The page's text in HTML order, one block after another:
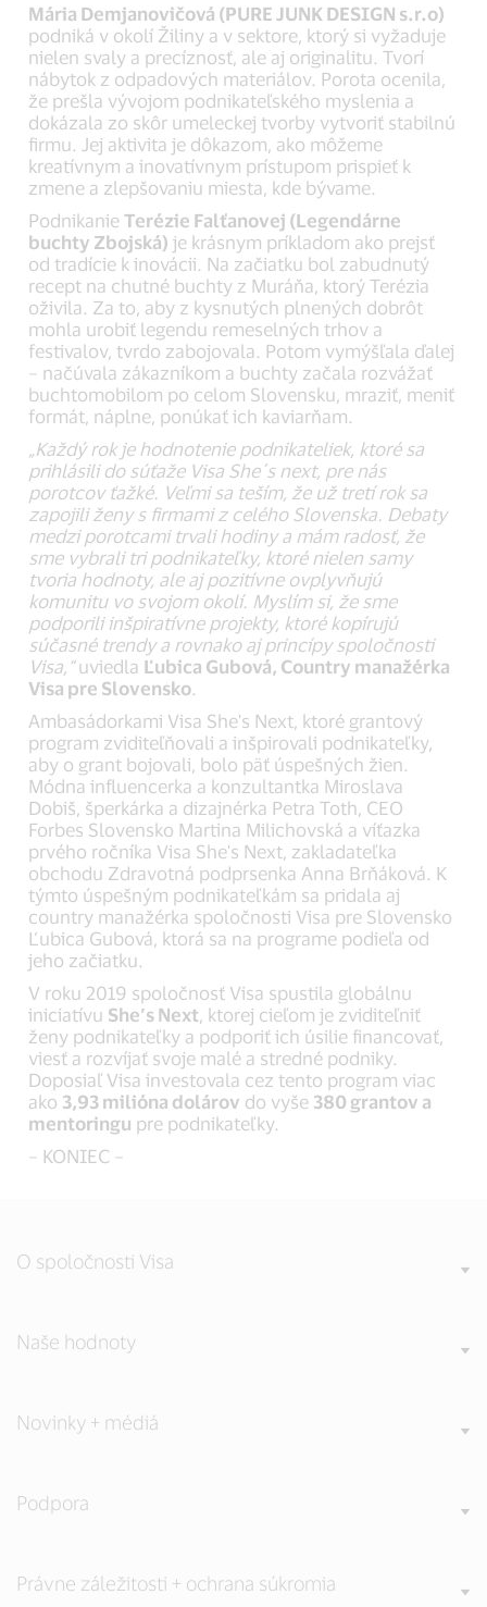
Mária Demjanovičová (PURE JUNK DESIGN s.r.o)
podniká v okolí Žiliny a v sektore, ktorý si vyžaduje
nielen svaly a precíznosť, ale aj originalitu. Tvorí
nábytok z odpadových materiálov. Porota ocenila,
že prešla vývojom podnikateľského myslenia a
dokázala zo skôr umeleckej tvorby vytvoriť stabilnú
firmu. Jej aktivita je dôkazom, ako môžeme
kreatívnym a inovatívnym prístupom prispieť k
zmene a zlepšovaniu miesta, kde bývame.
PodnikanieTerézie Falťanovej (Legendárne
buchty Zbojská) je krásnym príkladom ako prejsť
od tradície k inovácii. Na začiatku bol zabudnutý
recept na chutné buchty z Muráňa, ktorý Terézia
oživila. Za to, aby z kysnutých plnených dobrôt
mohla urobiť legendu remeselných trhov a
festivalov, tvrdo zabojovala. Potom vymýšľala ďalej
– načúvala zákazníkom a buchty začala rozvážať
buchtomobilom po celom Slovensku, mraziť, meniť
formát, náplne, ponúkať ich kaviarňam.
„Každý rok je hodnotenie podnikateliek, ktoré sa
prihlásili do súťaže Visa She´s next, pre nás
porotcov ťažké. Veľmi sa teším, že už tretí rok sa
zapojili ženy s firmami z celého Slovenska. Debaty
medzi porotcami trvali hodiny a mám radosť, že
sme vybrali tri podnikateľky, ktoré nielen samy
tvoria hodnoty, ale aj pozitívne ovplyvňujú
komunitu vo svojom okolí. Myslím si, že sme
podporili inšpiratívne projekty, ktoré kopírujú
súčasné trendy a rovnako aj princípy spoločnosti
Visa,“uviedla Ľubica Gubová, Country manažérka
Visa pre Slovensko
Ambasádorkami Visa She's Next, ktoré grantový
program zviditeľňovali a inšpirovali podnikateľky,
aby o grant bojovali, bolo päť úspešných žien.
Módna influencerka a konzultantka Miroslava
Dobiš, šperkárka a dizajnérka Petra Toth, CEO
Forbes Slovensko Martina Milichovská a víťazka
prvého ročníka Visa She's Next, zakladateľka
obchodu Zdravotná podprsenka Anna Brňáková. K
týmto úspešným podnikateľkám sa pridala aj
country manažérka spoločnosti Visa pre Slovensko
Ľubica Gubová, ktorá sa na programe podieľa od
jeho začiatku.
V roku 2019 spoločnosť Visa spustila globálnu
iniciatívu She’s Next , ktorej cieľom je zviditeľniť
ženy podnikateľky a podporiť ich úsilie financovať,
viesť a rozvíjať svoje malé a stredné podniky.
Doposiaľ Visa investovala cez tento program viac
ako 3,93 milióna dolárov do vyše 380 grantov a
mentoringu pre podnikateľky.
– KONIEC –
O spoločnosti Visa
Naše hodnoty
Novinky + médiá
Podpora
Právne záležitosti + ochrana súkromia